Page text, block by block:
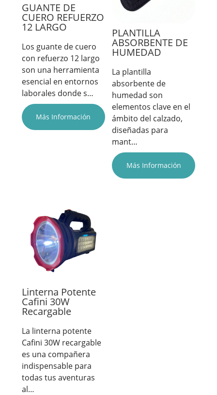
GUANTE DE
CUERO REFUERZO
12 LARGO
Los guante de cuero
con refuerzo 12 largo
son una herramienta
esencial en entornos
laborales donde s…
Más Información
PLANTILLA
ABSORBENTE DE
HUMEDAD
La plantilla
absorbente de
humedad son
elementos clave en el
ámbito del calzado,
diseñadas para
mant…
Más Información
Linterna Potente
Cafini 30W
Recargable
La linterna potente
Cafini 30W recargable
es una compañera
indispensable para
todas tus aventuras
al…